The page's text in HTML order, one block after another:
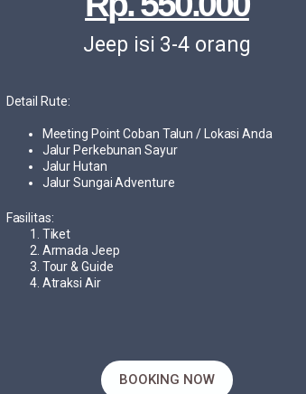
Jeep isi 3-4 orang
Detail Rute:
Meeting Point Coban Talun / Lokasi Anda
Jalur Perkebunan Sayur
Jalur Hutan
Jalur Sungai Adventure
Fasilitas:
Tiket
Armada Jeep
Tour & Guide
Atraksi Air
BOOKING NOW